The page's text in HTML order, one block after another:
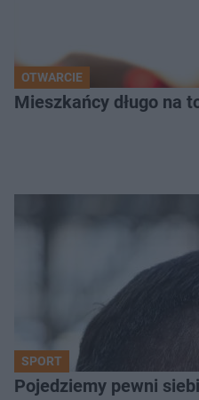
OTWARCIE
Mieszkańcy długo na
SPORT
Pojedziemy pewni